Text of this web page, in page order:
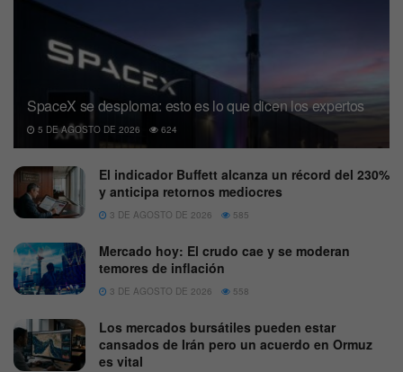
SpaceX se desploma: esto es lo que dicen los expertos
5 DE AGOSTO DE 2026 624
El indicador Buffett alcanza un récord del 230%
y anticipa retornos mediocres
3 DE AGOSTO DE 2026 585
Mercado hoy: El crudo cae y se moderan
temores de inflación
3 DE AGOSTO DE 2026 558
Los mercados bursátiles pueden estar
cansados de Irán pero un acuerdo en Ormuz
es vital